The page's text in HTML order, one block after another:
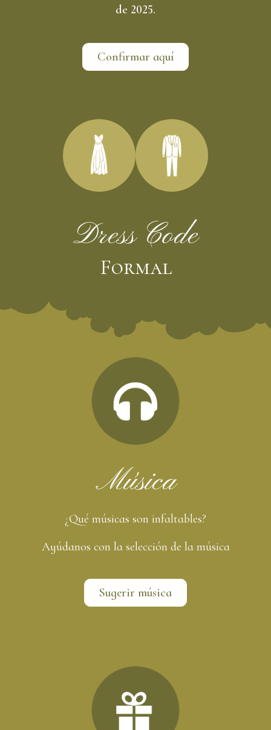
de 2025.
Confirmar aquí
Dress Code
Formal
Música
¿Qué músicas son infaltables?
Ayúdanos con la selección de la música
Sugerir música